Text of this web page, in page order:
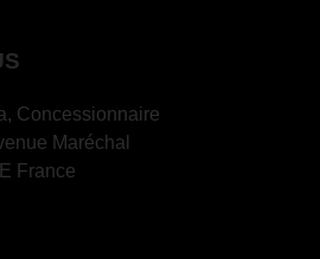
Concessionnaire
Maréchal
France